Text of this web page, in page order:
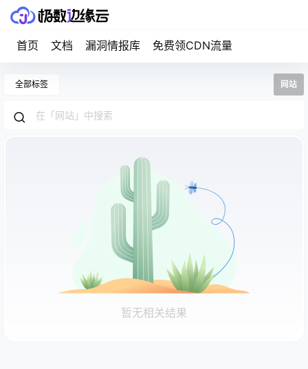
首页 文档 漏洞情报库 免费领CDN流量
全部标签 网站
暂无相关结果